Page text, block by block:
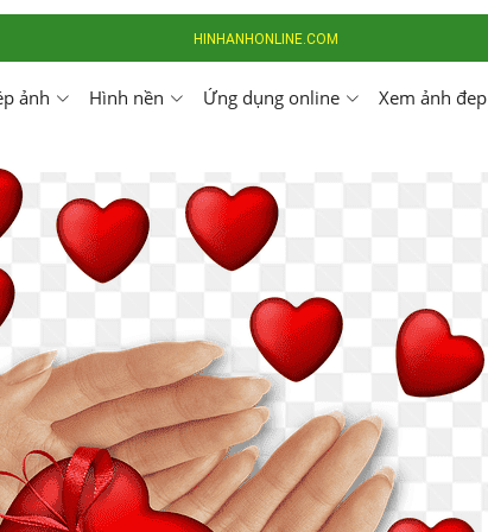
HINHANHONLINE.COM
ảnh Hình nền Ứng dụng online Xem ảnh đep